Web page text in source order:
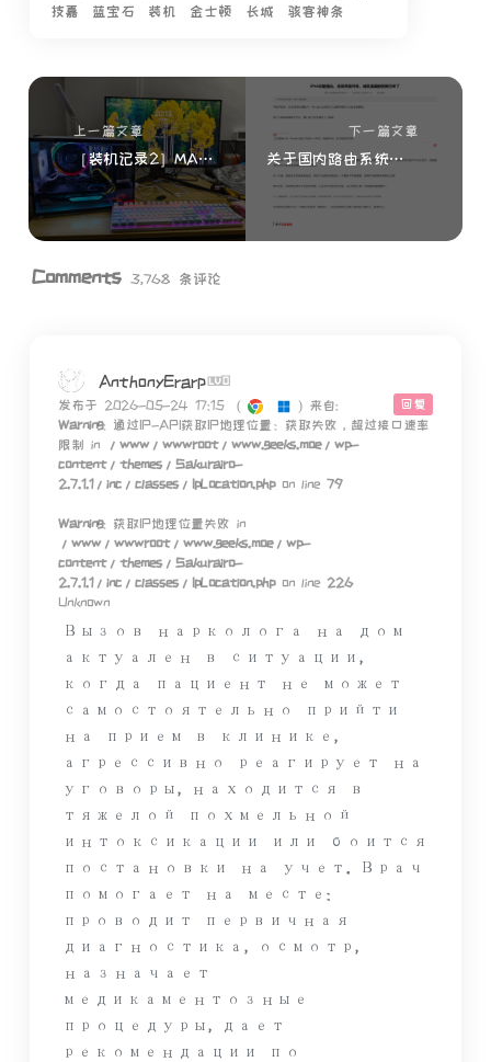
技嘉
蓝宝石 装机 金士顿 长城 骇客神条
上一篇文章
［装机记录2］MATX+Ryzen+3060小体积台式机
下一篇文章
关于国内路由系统提供商对于IPv6相关内容的实现的一些看法。
Comments 3,768 条评论
AnthonyErarp
回复
发布于 2026-05-24 17:15 ( ) 来自:
Warning: 通过IP-API获取IP地理位置：获取失败，超过接口速率
限制 in
/www/wwwroot/www.geeks.moe/wp-
content/themes/Sakurairo-
2.7.1.1/inc/classes/IpLocation.phpon line 79
Warning: 获取IP地理位置失败 in
/www/wwwroot/www.geeks.moe/wp-
content/themes/Sakurairo-
2.7.1.1/inc/classes/IpLocation.phpon line 226
Unknown
Вызов нарколога на дом
актуален в ситуации,
когда пациент не может
самостоятельно прийти
на прием в клинике,
агрессивно реагирует на
уговоры, находится в
тяжелой похмельной
интоксикации или боится
постановки на учет. Врач
помогает на месте:
проводит первичная
диагностика, осмотр,
назначает
медикаментозные
процедуры, дает
рекомендации по